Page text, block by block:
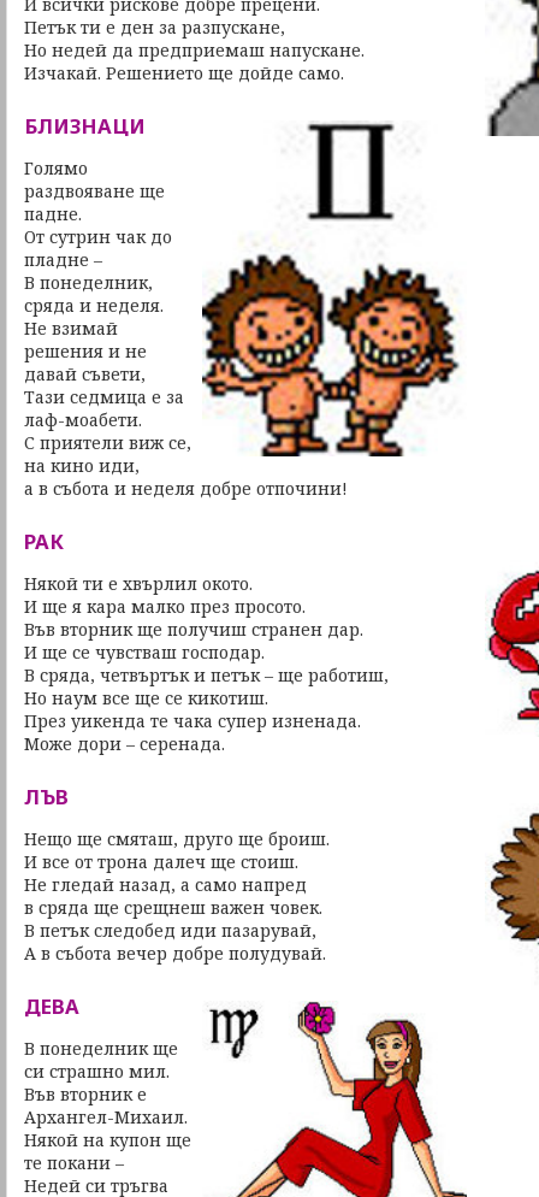
Петък ти е ден за разпускане,
Но недей да предприемаш напускане.
Изчакай. Решението ще дойде само.
БЛИЗНАЦИ
Голямо
раздвояване ще
падне.
От сутрин чак до
пладне –
В понеделник,
сряда и неделя.
Нe взимай
решения и не
давай съвети,
Тази седмица е за
лаф-моабети.
С приятели виж се,
на кино иди,
а в събота и неделя добре отпочини!
РАК
Някой ти е хвърлил окото.
И ще я кара малко през просото.
Във вторник ще получиш странен дар.
И ще се чувстваш господар.
В сряда, четвъртък и петък – ще работиш,
Но наум все ще се кикотиш.
През уикенда те чака супер изненада.
Може дори – серенада.
ЛЪВ
Нещо ще смяташ, друго ще броиш.
И все от трона далеч ще стоиш.
Не гледай назад, а само напред
в сряда ще срещнеш важен човек.
В петък следобед иди пазарувай,
А в събота вечер добре полудувай.
ДЕВА
В понеделник ще
си страшно мил.
Във вторник е
Архангел-Михаил.
Някой на купон ще
те покани –
Недей си тръгва